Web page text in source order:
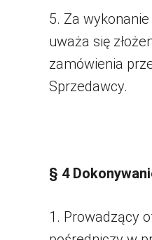
5. Za
uważa się
zamówienia
Sprzedawcy.
§ 4
1. Prowadzący